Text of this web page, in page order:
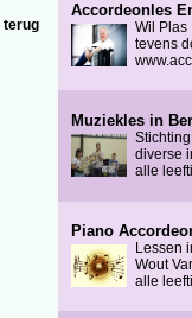
terug
Accordeonles
Wil Plas
tevens
Muziekles in
diverse
alle
Piano
Lessen
Wout
alle